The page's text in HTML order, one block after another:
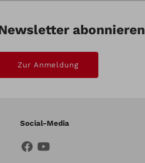
abonnieren
Zur Anmeldung
Social-Media